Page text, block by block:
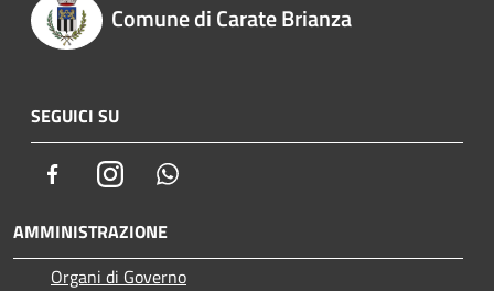
Comune di Carate Brianza
SEGUICI SU
FacebookInstagram
AMMINISTRAZIONE
Organi di Governo